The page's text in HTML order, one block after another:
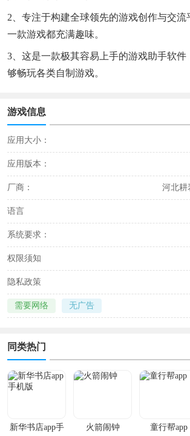
2、专注于构建全球领先的游戏创作与交
一款游戏都充满趣味。
3、这是一款极其容易上手的游戏助手软件
够畅玩各类自制游戏。
游戏信息
应用大小：
应用版本：
厂商： 河北耕
语言
系统要求：
权限须知
隐私政策
需要网络 无广告
同类热门
新华书店app手
火箭闹钟 童行帮app